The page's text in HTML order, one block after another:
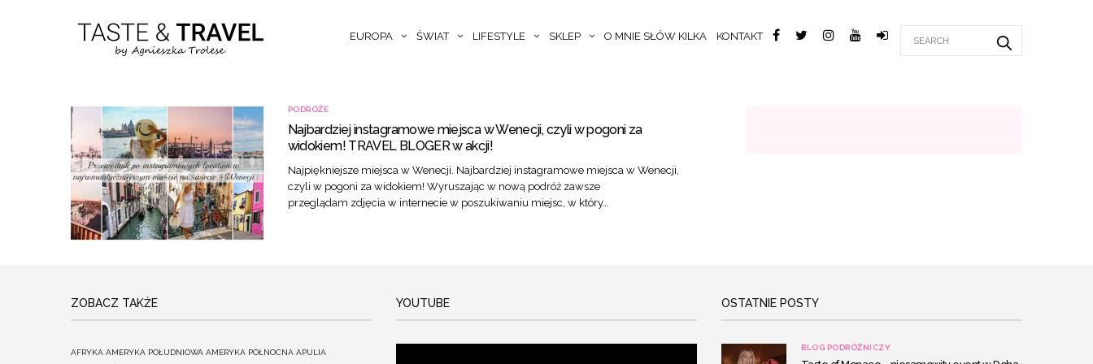
EUROPA ŚWIAT LIFESTYLE SKLEP O MNIE SŁÓW KILKA KONTAKT
PODRÓŻE
Najbardziej instagramowe miejsca w Wenecji, czyli w pogoni za
widokiem! TRAVEL BLOGER w akcji!
Najpiękniejsze miejsca w Wenecji. Najbardziej instagramowe miejsca w Wenecji,
czyli w pogoni za widokiem! Wyruszając w nową podróż zawsze
przeglądam zdjęcia w internecie w poszukiwaniu miejsc, w który…
ZOBACZ TAKŻE
AFRYKA AMERYKA POŁUDNIOWA AMERYKA PÓŁNOCNA APULIA
YOUTUBE OSTATNIE POSTY
BLOG PODRÓŻNICZY